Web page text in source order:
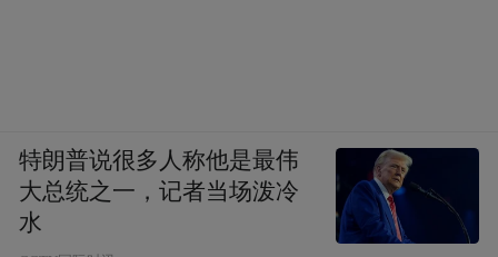
特朗普说很多人称他是最伟
大总统之一，记者当场泼冷
水